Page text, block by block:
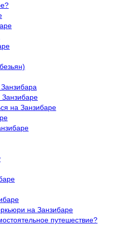
на Занзибаре
на Занзибаре
путешествие?